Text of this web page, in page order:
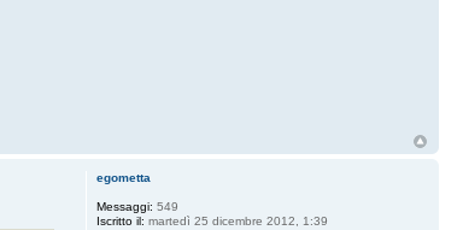
egometta
Messaggi: 549
Iscritto il: martedì 25 dicembre 2012, 1:39